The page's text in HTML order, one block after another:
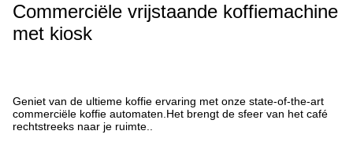
Commerciële vrijstaande koffiemachine
met kiosk
Geniet van de ultieme koffie ervaring met onze state-of-the-art
commerciële koffie automaten.Het brengt de sfeer van het café
rechtstreeks naar je ruimte..